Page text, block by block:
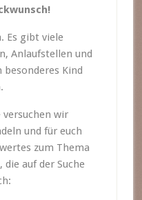
Es gibt viele
Anlaufstellen und
besonderes Kind
versuchen wir
und für euch
zum Thema
die auf der Suche